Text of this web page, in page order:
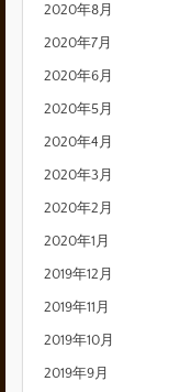
2020年8月
2020年7月
2020年6月
2020年5月
2020年4月
2020年3月
2020年2月
2020年1月
2019年12月
2019年11月
2019年10月
2019年9月